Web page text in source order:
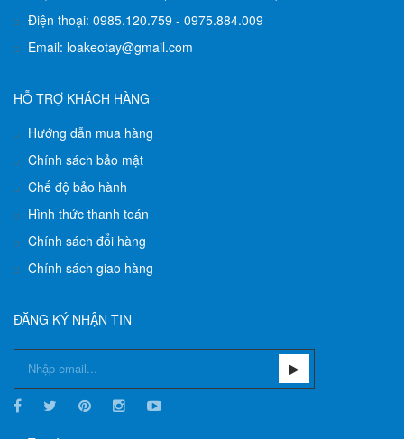
Điện thoại: 0985.120.759 - 0975.884.009
Email: loakeotay@gmail.com
HỖ TRỢ KHÁCH HÀNG
Hướng dẫn mua hàng
Chính sách bảo mật
Chế độ bảo hành
Hình thức thanh toán
Chính sách đổi hàng
Chính sách giao hàng
ĐĂNG KÝ NHẬN TIN